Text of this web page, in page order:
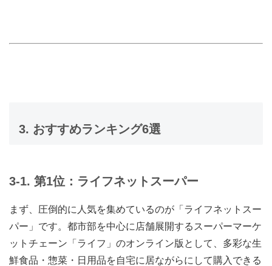
3. おすすめランキング6選
3-1. 第1位：ライフネットスーパー
まず、圧倒的に人気を集めているのが「ライフネットスー
パー」です。都市部を中心に店舗展開するスーパーマーケ
ットチェーン「ライフ」のオンライン版として、多彩な生
鮮食品・惣菜・日用品を自宅に居ながらにして購入できる